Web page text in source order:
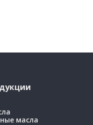
масла